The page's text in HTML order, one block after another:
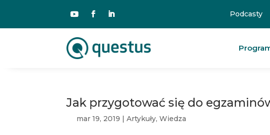
Podcasty
Jak przygotować się do
mar 19, 2019 |Artykuły,Wiedza